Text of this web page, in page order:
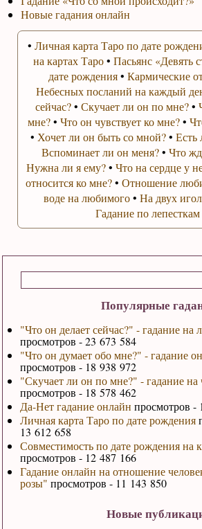
Популярные
"Что он делает сейчас?" - гадание на
просмотров - 23 673 584
"Что он думает обо мне?" - гадание
просмотров - 18 938 972
"Скучает ли он по мне?" - гадание
просмотров - 18 578 462
Да-Нет гадание онлайн просмотров -
Личная карта Таро по дате рождения
13 612 658
Совместимость по дате рождения на
просмотров - 12 487 166
Гадание онлайн на отношение
розы" просмотров - 11 143 850
Новые
Новые гадания онлайн
• Личная карта Таро по дате
на картах Таро• Пасьянс «Девять
дате рождения•Кармические
Небесных посланий на каждый
сейчас?•Скучает ли он по мне?•
мне?• Что он чувствует ко мне?•
• Хочет ли он быть со мной?•Есть
Вспоминает ли он меня?•Что
Нужна ли я ему?• Что на сердце у
относится ко мне?• Отношение
воде на любимого•На двух
Гадание по